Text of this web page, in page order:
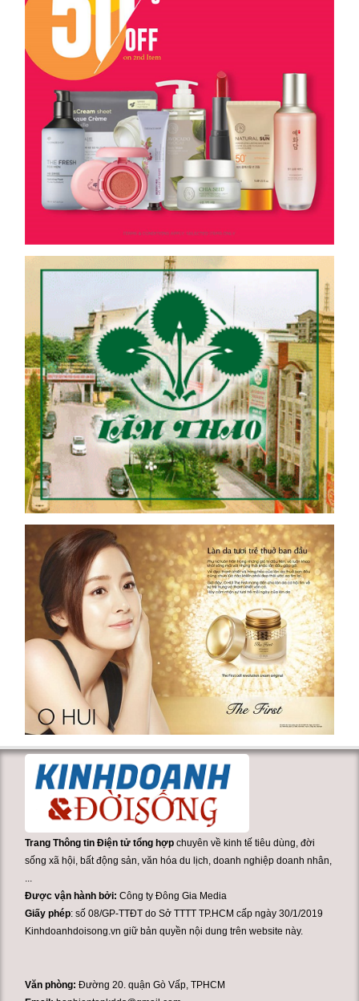
Trang Thông tin Điện tử tổng hợp chuyên về kinh tế tiêu dùng, đời
sống xã hội, bất động sản, văn hóa du lịch, doanh nghiệp doanh nhân,
...
Được vận hành bởi:Công ty Đông Gia Media
Giấy phép: số 08/GP-TTĐT do Sở TTTT TP.HCM cấp ngày 30/1/2019
Kinhdoanhdoisong.vn giữ bản quyền nội dung trên website này.
Văn phòng:Đường 20. quận Gò Vấp, TPHCM